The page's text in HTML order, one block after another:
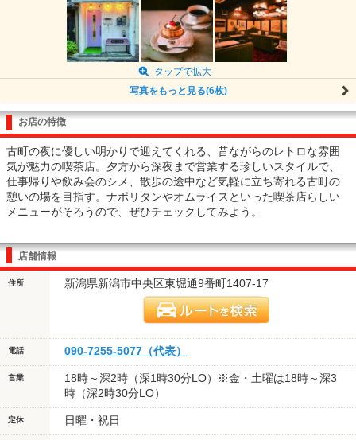
タップで拡大
写真をもっと見る(6枚)
お店の特徴
古町の夜に優しい明かりで迎えてくれる、昔ながらのレトロな雰囲
気が魅力の喫茶店。夕方から深夜まで営業する珍しいスタイルで、
仕事帰りや飲み会のシメ、散歩の途中など気軽に立ち寄れる古町の
憩いの場を目指す。ナポリタンやオムライスといった喫茶店らしい
メニューがそろうので、ぜひチェックしてみよう。
店舗情報
住所 新潟県新潟市中央区東堀通9番町1407-17
電話 090-7255-5077（代表）
営業
18時～深2時（深1時30分LO）※金・土曜は18時～深3
時（深2時30分LO）
定休 日曜・祝日